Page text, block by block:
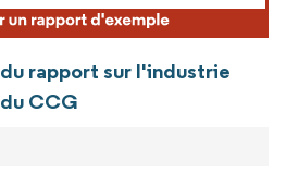
rapport sur l'industrie
CCG